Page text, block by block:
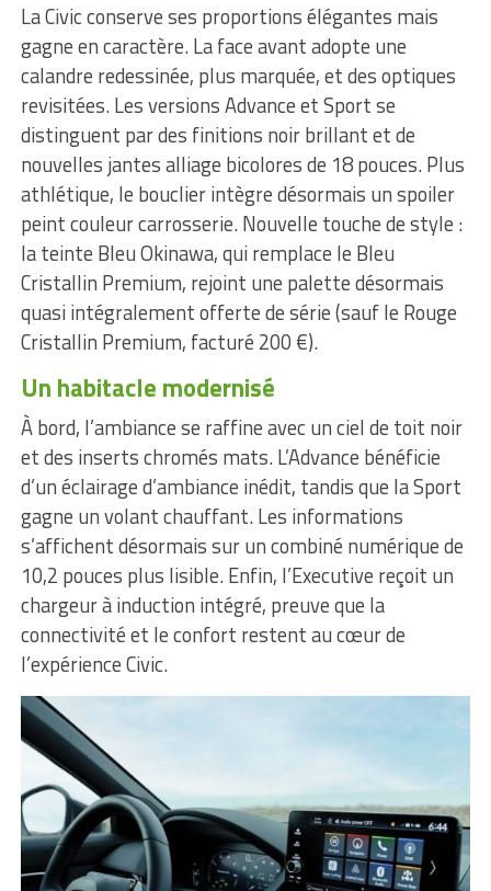
La Civic conserve ses proportions élégantes mais
gagne en caractère. La face avant adopte une
calandre redessinée, plus marquée, et des optiques
revisitées. Les versions Advance et Sport se
distinguent par des finitions noir brillant et de
nouvelles jantes alliage bicolores de 18 pouces. Plus
athlétique, le bouclier intègre désormais un spoiler
peint couleur carrosserie. Nouvelle touche de style :
la teinte Bleu Okinawa, qui remplace le Bleu
Cristallin Premium, rejoint une palette désormais
quasi intégralement offerte de série (sauf le Rouge
Cristallin Premium, facturé 200 €).
Un habitacle modernisé
À bord, l’ambiance se raffine avec un ciel de toit noir
et des inserts chromés mats. L’Advance bénéficie
d’un éclairage d’ambiance inédit, tandis que la Sport
gagne un volant chauffant. Les informations
s’affichent désormais sur un combiné numérique de
10,2 pouces plus lisible. Enfin, l’Executive reçoit un
chargeur à induction intégré, preuve que la
connectivité et le confort restent au cœur de
l’expérience Civic.